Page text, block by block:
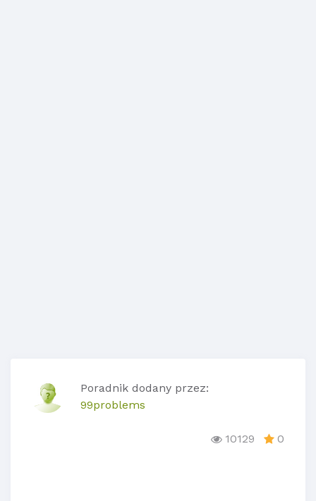
Poradnik dodany przez:
99problems
10129 0